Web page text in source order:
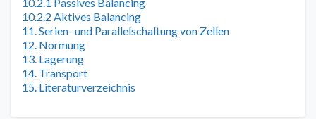
10.2.2 Aktives Balancing
11. Serien- und Parallelschaltung von Zellen
12. Normung
13. Lagerung
14. Transport
15. Literaturverzeichnis